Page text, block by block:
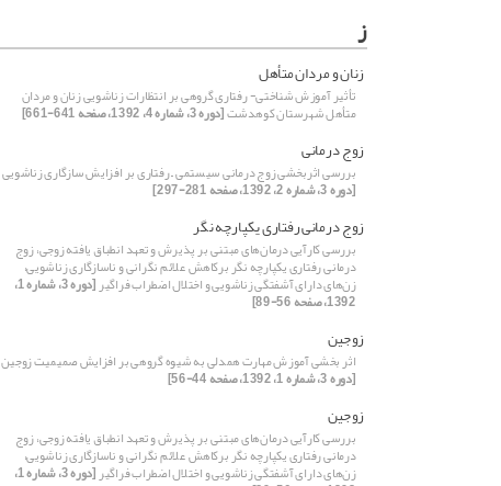
ز
زنان و مردان متأهل
تأثیر آموزش شناختی- رفتاری گروهی بر انتظارات زناشویی زنان و مردان
متأهل شهرستان کوهدشت[دوره 3، شماره 4، 1392، صفحه 641-661]
زوج درمانی
بررسی اثربخشی زوج درمانی سیستمی – رفتاری بر افزایش سازگاری زناشویی
[دوره 3، شماره 2، 1392، صفحه 281-297]
زوج درمانی رفتاری یکپارچه نگر
بررسی کارآیی درمان‌های مبتنی بر پذیرش و تعهد انطباق یافته زوجی، زوج
درمانی رفتاری یکپارچه نگر برکاهش علائم نگرانی و ناسازگاری زناشویی،
ز‌ن‌های دارای آشفتگی زناشویی و اختلال اضطراب فراگیر [دوره 3، شماره 1،
1392، صفحه 56-89]
زوجین
اثر بخشی آموزش مهارت همدلی به شیوه گروهی بر افزایش صمیمیت زوجین
[دوره 3، شماره 1، 1392، صفحه 44-56]
زوجین
بررسی کارآیی درمان‌های مبتنی بر پذیرش و تعهد انطباق یافته زوجی، زوج
درمانی رفتاری یکپارچه نگر برکاهش علائم نگرانی و ناسازگاری زناشویی،
ز‌ن‌های دارای آشفتگی زناشویی و اختلال اضطراب فراگیر [دوره 3، شماره 1،